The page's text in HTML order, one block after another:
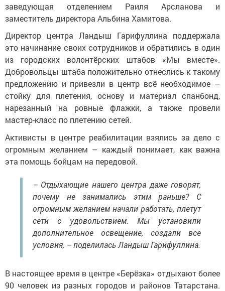
заведующая отделением Раиля Арсланова и
заместитель директора Альбина Хамитова.
Директор центра Ландыш Гарифуллина поддержала
это начинание своих сотрудников и обратились в один
из городских волонтёрских штабов «Мы вместе».
Добровольцы штаба положительно отнеслись к такому
предложению и привезли в центр всё необходимое –
стойку для плетения, основу и материал спанбонд,
нарезанный на ровные флажки, а также провели
мастер-класс по плетению сетей.
Активисты в центре реабилитации взялись за дело с
огромным желанием – каждый понимает, как важна
эта помощь бойцам на передовой.
– Отдыхающие нашего центра даже говорят,
почему не занимались этим раньше? С
огромным желанием начали работать, плетут
сети с удовольствием. Мы установили
дополнительное освещение, создали все
условия, – поделилась Ландыш Гарифуллина.
В настоящее время в центре «Берёзка» отдыхают более
90 человек из разных городов и районов Татарстана.